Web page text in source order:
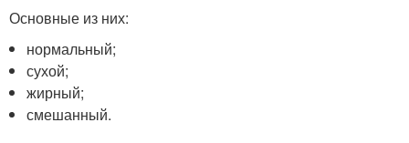
Основные из них:
нормальный;
сухой;
жирный;
смешанный.